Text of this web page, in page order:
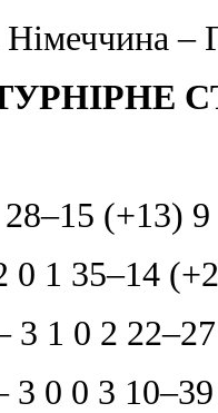
–
28–15 (+13) 9
0 1 35–14
3 1 0 2
3 0 0 3